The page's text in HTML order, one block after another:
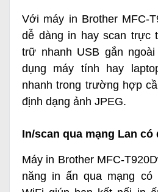
Với máy in Brother MFC-
dễ dàng in hay scan trực
trữ nhanh USB gắn
dụng máy tính hay
nhanh trong trường hợp
định dạng ảnh JPEG.
In/scan qua mạng Lan có
Máy in Brother MFC-
năng in ấn qua mạng có